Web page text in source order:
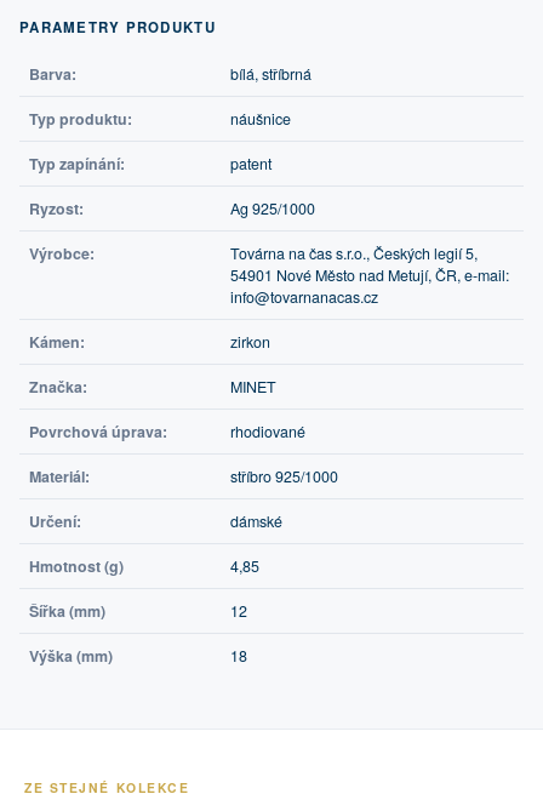
PARAMETRY PRODUKTU
Barva: bílá, stříbrná
Typ produktu: náušnice
Typ zapínání: patent
Ryzost: Ag 925/1000
Výrobce:
Továrna na čas s.r.o., Českých legií 5,
54901 Nové Město nad Metují, ČR, e-mail:
info@tovarnanacas.cz
Kámen: zirkon
Značka: MINET
Povrchová úprava: rhodiované
Materiál: stříbro 925/1000
Určení: dámské
Hmotnost (g) 4,85
Šířka (mm) 12
Výška (mm) 18
ZE STEJNÉ KOLEKCE